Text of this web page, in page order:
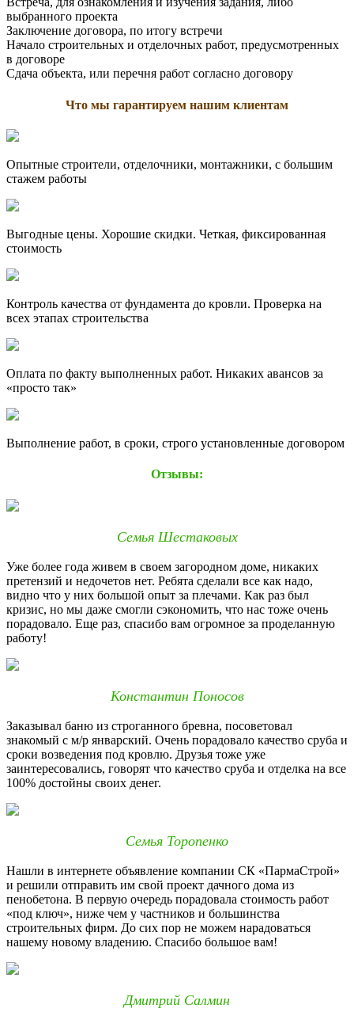
выбранного проекта
Заключение договора, по итогу встречи
Начало строительных и отделочных работ, предусмотренных
в договоре
Сдача объекта, или перечня работ согласно договору
Что мы гарантируем нашим клиентам
Опытные строители, отделочники, монтажники, с большим
стажем работы
Выгодные цены. Хорошие скидки. Четкая, фиксированная
стоимость
Контроль качества от фундамента до кровли. Проверка на
всех этапах строительства
Оплата по факту выполненных работ. Никаких авансов за
«просто так»
Выполнение работ, в сроки, строго установленные договором
Отзывы:
Семья Шестаковых
Уже более года живем в своем загородном доме, никаких
претензий и недочетов нет. Ребята сделали все как надо,
видно что у них большой опыт за плечами. Как раз был
кризис, но мы даже смогли сэкономить, что нас тоже очень
порадовало. Еще раз, спасибо вам огромное за проделанную
работу!
Константин Поносов
Заказывал баню из строганного бревна, посоветовал
знакомый с м/р январский. Очень порадовало качество сруба и
сроки возведения под кровлю. Друзья тоже уже
заинтересовались, говорят что качество сруба и отделка на все
100% достойны своих денег.
Семья Торопенко
Нашли в интернете объявление компании СК «ПармаСтрой»
и решили отправить им свой проект дачного дома из
пенобетона. В первую очередь порадовала стоимость работ
«под ключ», ниже чем у частников и большинства
строительных фирм. До сих пор не можем нарадоваться
нашему новому владению. Спасибо большое вам!
Дмитрий Салмин